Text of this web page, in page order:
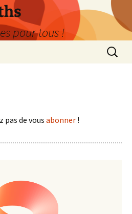
pour tous !
pas de vous abonner !